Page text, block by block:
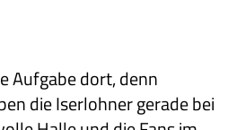
Aufgabe dort, denn
die Iserlohner gerade bei